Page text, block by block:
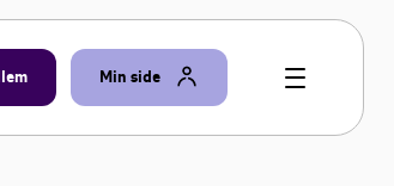
Min side